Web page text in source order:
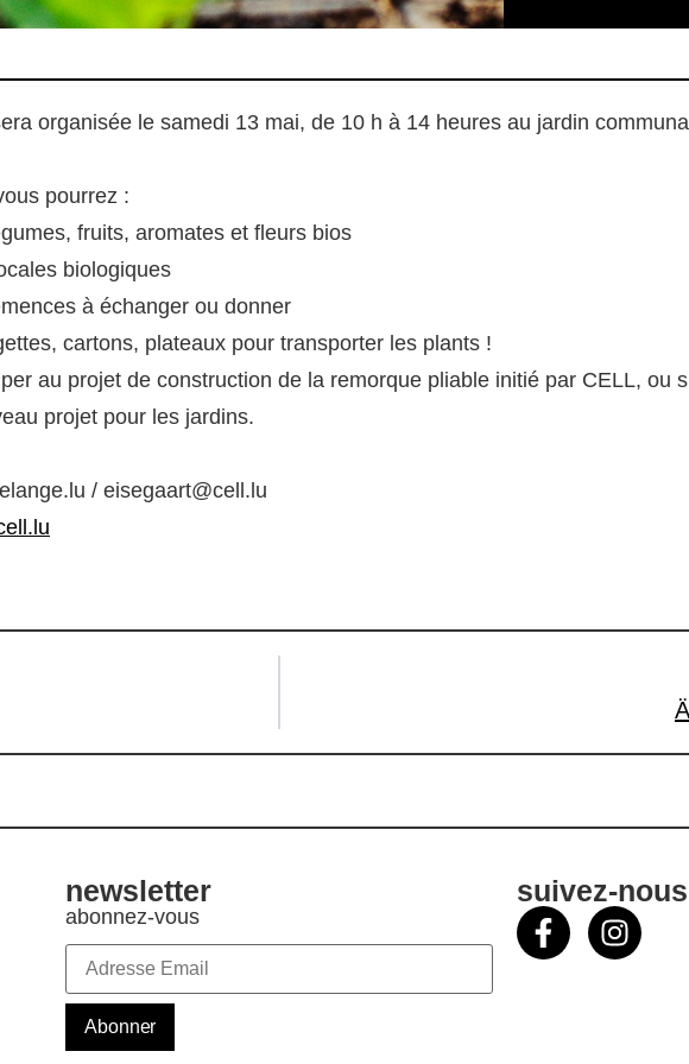
organisée le samedi 13 mai, de 10 h à 14 heures au jardin
pourrez :
fruits, aromates et fleurs bios
biologiques
à échanger ou donner
cartons, plateaux pour transporter les plants !
au projet de construction de la remorque pliable initié par CELL, ou
projet pour les jardins.
/ eisegaart@cell.lu
newsletter
abonnez-vous
suivez-nous